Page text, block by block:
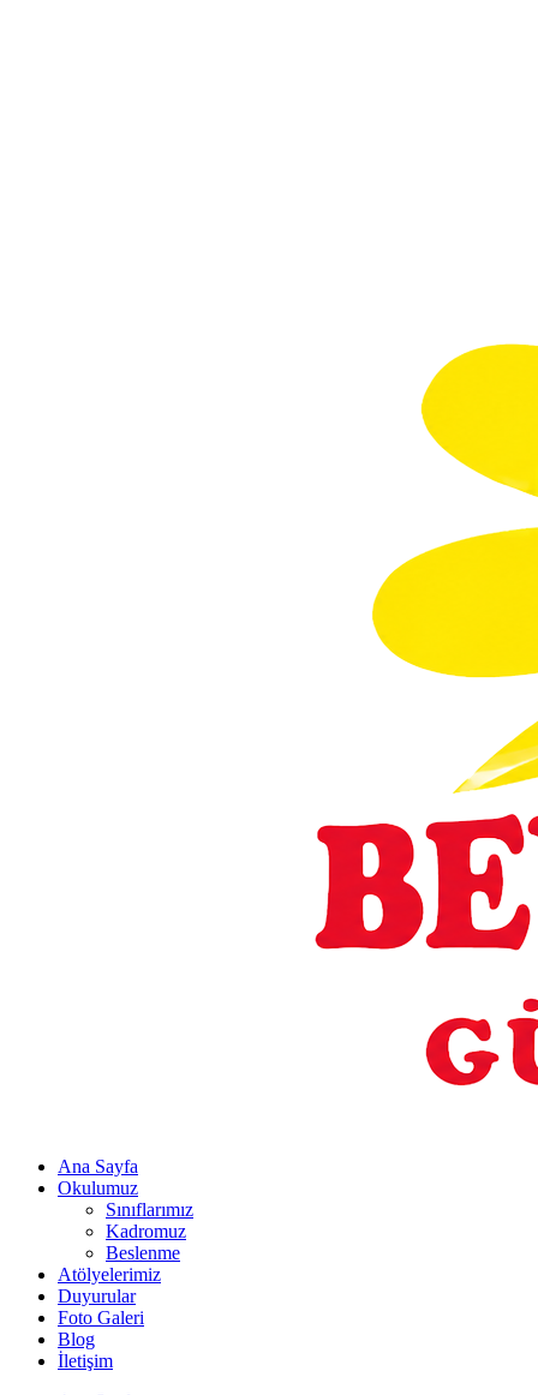
Ana Sayfa
Okulumuz
Sınıflarımız
Kadromuz
Beslenme
Atölyelerimiz
Duyurular
Foto Galeri
Blog
İletişim